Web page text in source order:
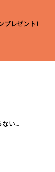
レゼント！
ない...